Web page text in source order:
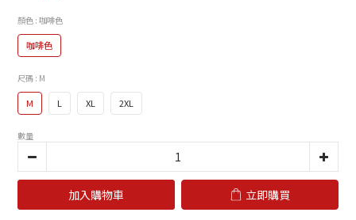
顏色 : 咖啡色
咖啡色
尺碼 : M
M L XL 2XL
數量
加入購物車 立即購買